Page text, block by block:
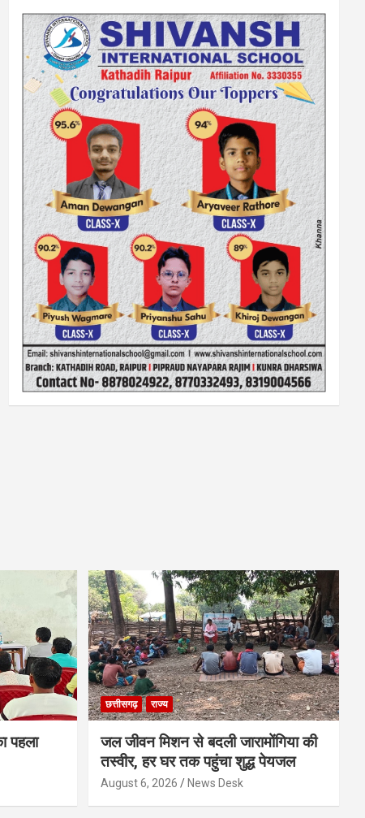
पहला
छत्तीसगढ़ राज्य
जल जीवन मिशन से बदली जारामोंगिया की
तस्वीर, हर घर तक पहुंचा शुद्ध पेयजल
August 6, 2026 News Desk